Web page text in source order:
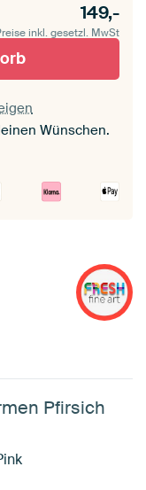
149,-
inkl. gesetzl. MwSt
Wünschen.
Pfirsich